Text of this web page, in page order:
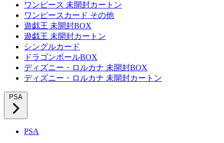
ワンピース 未開封カートン
ワンピースカード その他
遊戯王 未開封BOX
遊戯王 未開封カートン
シングルカード
ドラゴンボールBOX
ディズニー・ロルカナ 未開封BOX
ディズニー・ロルカナ 未開封カートン
PSA
PSA